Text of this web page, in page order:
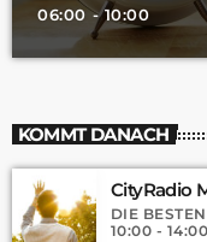
06:00 - 10:00
KOMMT DANACH
CityRadio
DIE
10:00 - 14:00